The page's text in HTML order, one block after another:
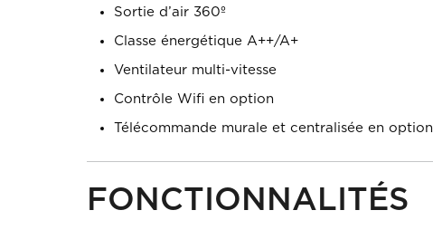
Sortie d’air 360º
Classe énergétique A++/A+
Ventilateur multi-vitesse
Contrôle Wifi en option
Télécommande murale et centralisée en option
FONCTIONNALITÉS